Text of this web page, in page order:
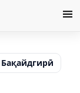
Бақайдгирӣ